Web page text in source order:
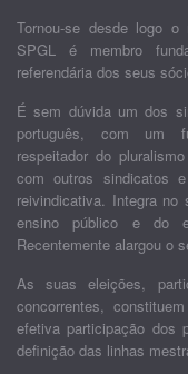
Tornou-se desde logo
SPGL é membro
referendária dos seus
É sem dúvida um dos
português, com um
respeitador do
com outros sindicatos
reivindicativa. Integra
ensino público e do
Recentemente alargou o
As suas eleições,
concorrentes,
efetiva participação dos
definição das linhas